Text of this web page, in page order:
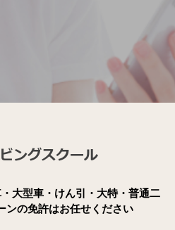
大型車・けん引・大特・普通二
ンの免許はお任せください